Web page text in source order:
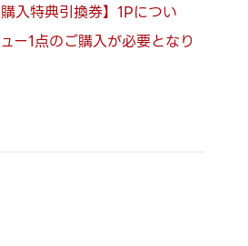
入特典引換券】1Pについ
ー1点のご購入が必要となり